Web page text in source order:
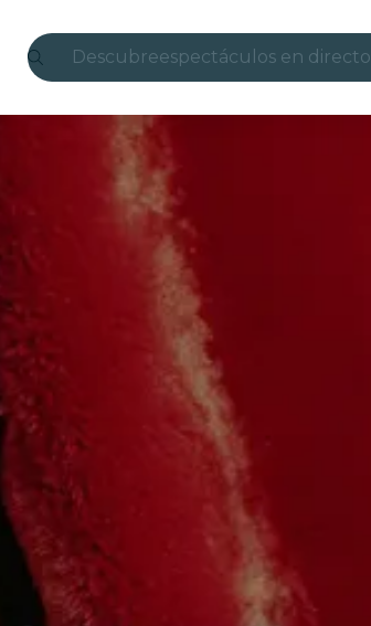
Descubreespectáculos en directo
Londres
experiencias y ciudades
São Paulo
exposiciones
Seúl
recorridos por la ciudad
conciertos
restaurantes